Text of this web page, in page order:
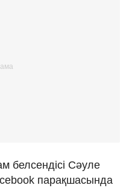
белсендісі Сәуле
парақшасында